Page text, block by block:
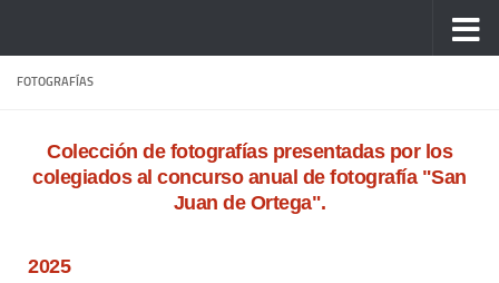
FOTOGRAFÍAS
Colección de fotografías presentadas por los
colegiados al concurso anual de fotografía "San
Juan de Ortega".
2025